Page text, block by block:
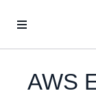
AWS